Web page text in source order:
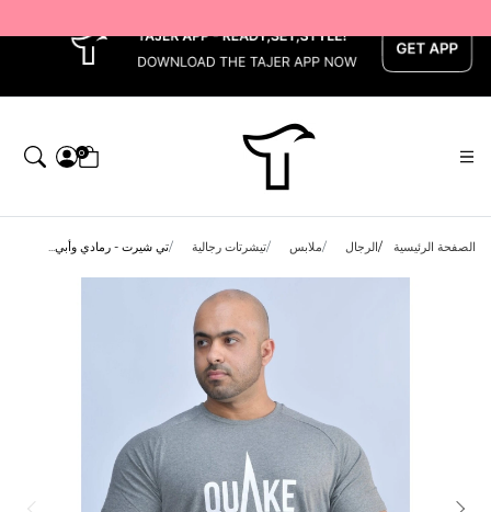
0
الصفحة الرئيسية الرجال ملابس تيشرتات رجالية تي شيرت - رمادي وأبي...